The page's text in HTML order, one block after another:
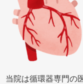
当院は循環器専門の